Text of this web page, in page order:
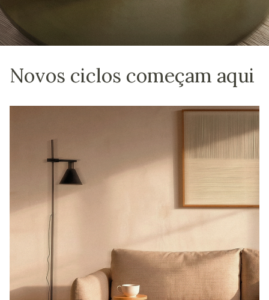
Novos ciclos começam aqui